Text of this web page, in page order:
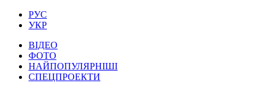
РУС
УКР
ВІДЕО
ФОТО
НАЙПОПУЛЯРНІШІ
СПЕЦПРОЕКТИ